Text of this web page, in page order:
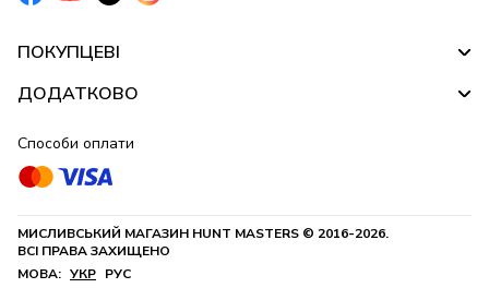
ПОКУПЦЕВІ
ДОДАТКОВО
Способи оплати
МИСЛИВСЬКИЙ МАГАЗИН HUNT MASTERS © 2016-2026.
ВСІ ПРАВА ЗАХИЩЕНО
МОВА: УКР РУС